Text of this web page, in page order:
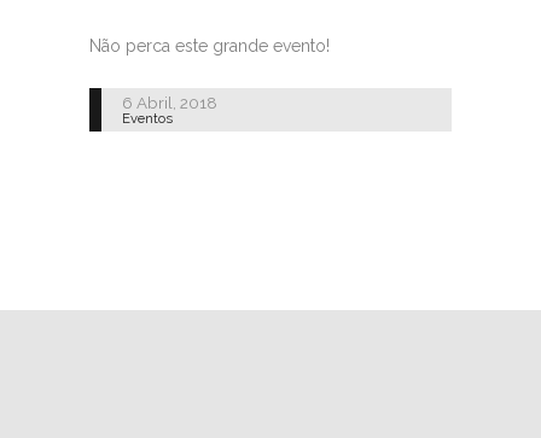
Não perca este grande evento!
6 Abril, 2018
Eventos